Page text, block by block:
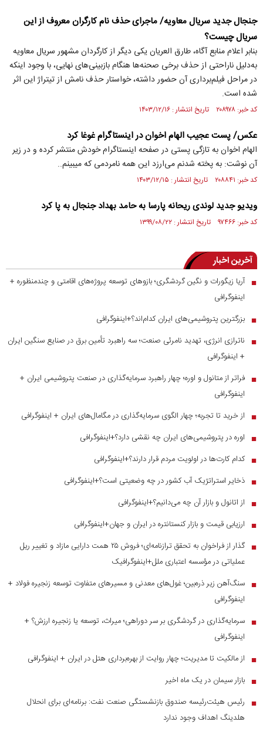
جنجال جدید سریال معاویه/ ماجرای حذف نام کارگران معروف از این
سریال چیست؟
بنابر اعلام منابع آگاه، طارق العریان یکی دیگر از کارگردان مشهور سریال معاویه
به‌دلیل ناراحتی از حذف برخی صحنه‌ها هنگام بازبینی‌های نهایی، با وجود اینکه
در مراحل فیلم‌برداری آن حضور داشته، خواستار حذف نامش از تیتراژ این اثر
شده است.
کد خبر: ۲۰۸۹۷۸ تاریخ انتشار : ۱۴۰۳/۱۲/۱۶
عکس/ پست عجیب الهام اخوان در اینستاگرام غوغا کرد
الهام اخوان به تازگی پستی در صفحه اینستاگرام خودش منتشر کرده و در زیر
آن نوشت: به پخته شدنم می‌ارزد این همه نامردمی که میبینم..
کد خبر: ۲۰۸۸۴۱ تاریخ انتشار : ۱۴۰۳/۱۲/۱۵
ویدیو جدید لوندی ریحانه پارسا به حامد بهداد جنجال به پا کرد
کد خبر: ۹۷۴۶۶ تاریخ انتشار : ۱۳۹۹/۰۸/۲۲
آخرین اخبار
■ آریا زیگورات و نگین گردشگری؛ بازوهای توسعه پروژه‌های اقامتی و چندمنظوره +
اینفوگرافی
■ بزرگترین پتروشیمی‌های ایران کدام‌اند؟+اینفوگرافی
■
ناترازی انرژی، تهدید نامرئی صنعت؛ سه راهبرد تأمین برق در صنایع سنگین ایران
+ اینفوگرافی
■ فراتر از متانول و اوره؛ چهار راهبرد سرمایه‌گذاری در صنعت پتروشیمی ایران +
اینفوگرافی
■ از خرید تا تجربه؛ چهار الگوی سرمایه‌گذاری در مگامال‌های ایران + اینفوگرافی
■ اوره در پتروشیمی‌های ایران چه نقشی دارد؟+اینفوگرافی
■ کدام کارت‌ها در اولویت مردم قرار دارند؟+اینفوگرافی
■ ذخایر استراتژیک آب کشور در چه وضعیتی است؟+اینفوگرافی
■ از اتانول و بازار آن چه می‌دانیم؟+اینفوگرافی
■ ارزیابی قیمت و بازار کنستانتره در ایران و جهان+اینفوگرافی
■
گذار از فراخوان به تحقق ترازنامه‌ای؛ فروش ۲۵ همت دارایی مازاد و تغییر ریل
عملیاتی در مؤسسه اعتباری ملل+اینفوگرافیک
■ سنگ‌آهن زیر ذره‌بین؛ غول‌های معدنی و مسیر‌های متفاوت توسعه زنجیره فولاد +
اینفوگرافی
■ سرمایه‌گذاری در گردشگری بر سر دوراهی؛ میراث، توسعه یا زنجیره ارزش؟ +
اینفوگرافی
■ از مالکیت تا مدیریت؛ چهار روایت از بهره‌برداری هتل در ایران + اینفوگرافی
■ بازار سیمان در یک ماه اخیر
■
رئیس هیئت‌رئیسه صندوق بازنشستگی صنعت نفت: برنامه‌ای برای انحلال
هلدینگ اهداف وجود ندارد